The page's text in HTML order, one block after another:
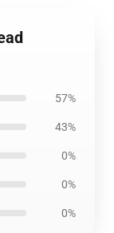
57%
43%
0%
0%
0%